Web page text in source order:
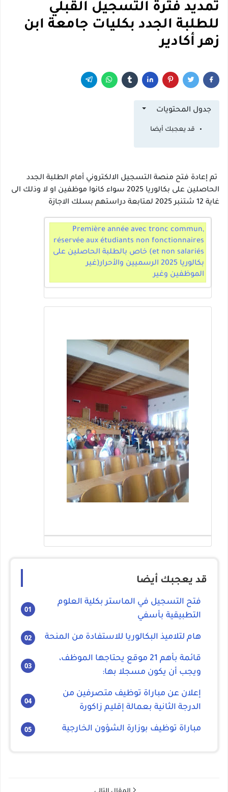
تمديد فثرة التسجيل القبلي
للطلبة الجدد بكليات جامعة ابن
زهر أكادير
جدول المحتويات
قد يعجبك أيضا
تم إعادة فتح منصة التسجيل الالكتروني أمام الطلبة الجدد
الحاصلين على بكالوريا 2025 سواء كانوا موظفين او لا وذلك الى
غاية 12 شتنبر 2025 لمتابعة دراستهم بسلك الاجازة
Première année avec tronc commun,
réservée aux étudiants non fonctionnaires
et non salariés) خاص بالطلبة الحاصلين على
بكالوريا 2025 الرسميين والأحرار(غير
الموظفين وغير
قد يعجبك أيضا
فتح التسجيل في الماستر بكلية العلوم
التطبيقية بأسفي
هام لتلاميذ البكالوريا للاستفادة من المنحة
قائمة بأهم 21 موقع يحتاجها الموظف،
ويجب أن يكون مسجلا بها:
إعلان عن مباراة توظيف متصرفين من
الدرجة الثانية بعمالة إقليم زاكورة
مباراة توظيف بوزارة الشؤون الخارجية